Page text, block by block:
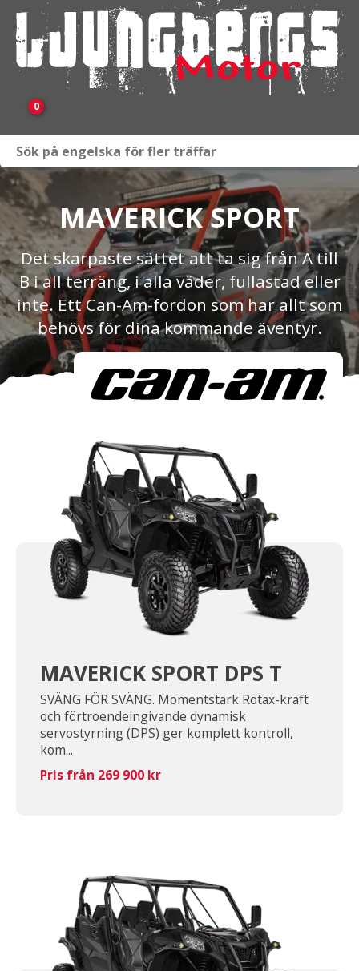
0
Fordon i lager
Verkstad
KAMPANJ
BRP
Släpvagnar & Skylift
Om oss
Sprängskisser
MAVERICK SPORT
Det skarpaste sättet att ta sig från A till
B i all terräng, i alla väder, fullastad eller
inte. Ett Can-Am-fordon som har allt som
behövs för dina kommande äventyr.
MAVERICK SPORT DPS T
SVÄNG FÖR SVÄNG. Momentstark Rotax-kraft
och förtroendeingivande dynamisk
servostyrning (DPS) ger komplett kontroll,
kom...
Pris från 269 900 kr